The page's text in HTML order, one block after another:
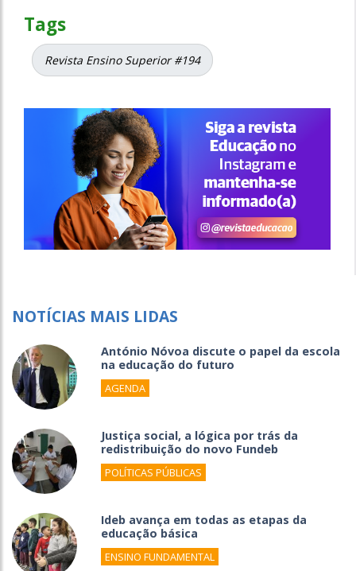
Tags
Revista Ensino Superior #194
NOTÍCIAS MAIS LIDAS
António Nóvoa discute o papel da escola
na educação do futuro
AGENDA
Justiça social, a lógica por trás da
redistribuição do novo Fundeb
POLÍTICAS PÚBLICAS
Ideb avança em todas as etapas da
educação básica
ENSINO FUNDAMENTAL